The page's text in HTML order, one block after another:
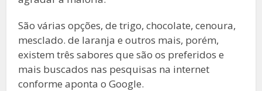
São várias opções, de trigo, chocolate, cenoura,
mesclado. de laranja e outros mais, porém,
existem três sabores que são os preferidos e
mais buscados nas pesquisas na internet
conforme aponta o Google.